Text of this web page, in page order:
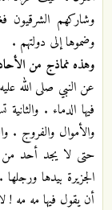
وشاركهم الشرقيون
وضموها إلى دولتهم .
وهذه نماذج من
عن النبي صلى الله
فيها الدماء .
والأموال والفروج .
حتى لا يجد أحد من
الجزيرة بيدها
أن يقول فيها مه مه !